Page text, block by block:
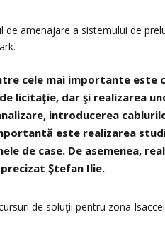
amenajare a sistemului de
cele mai importante este
licitaţie, dar şi realizarea
introducerea
este realizarea
de case. De asemenea,
Ştefan Ilie.
de soluţii pentru zona